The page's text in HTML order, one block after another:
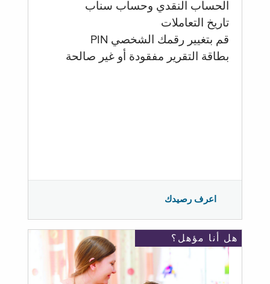
الحساب النقدي وحساب سناب
تاريخ التعاملات
قم بتغيير رقمك الشخصي PIN
بطاقة التقرير مفقودة أو غير صالحة
اعرف رصيدك
هل أنا مؤهل؟